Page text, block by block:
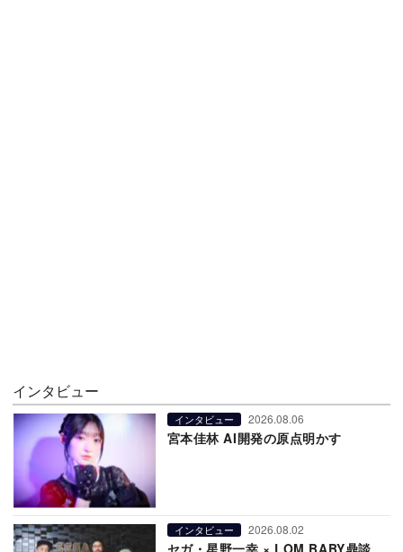
インタビュー
インタビュー 2026.08.06
宮本佳林 AI開発の原点明かす
インタビュー 2026.08.02
セガ・星野一幸 × LOM BABY鼎談